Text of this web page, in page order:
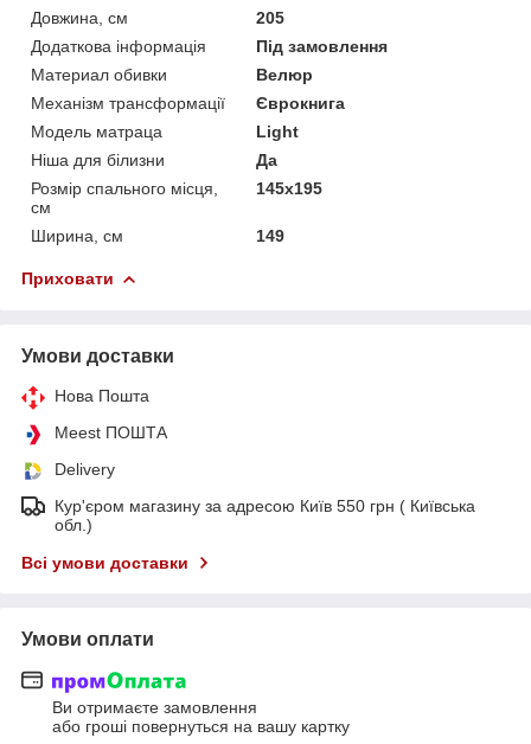
Довжина, см
205
Додаткова інформація
Під замовлення
Материал обивки
Велюр
Механізм трансформації
Єврокнига
Модель матраца
Light
Ніша для білизни
Да
Розмір спального місця,
см
145х195
Ширина, см 149
Приховати
Умови доставки
Нова Пошта
Meest ПОШТА
Delivery
Кур'єром магазину за адресою Київ 550 грн ( Київська
обл.)
Всі умови доставки
Умови оплати
Ви отримаєте замовлення
або гроші повернуться на вашу картку